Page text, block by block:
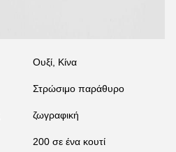
Ουξί, Κίνα
Στρώσιμο παράθυρο
ζωγραφική
200 σε ένα κουτί